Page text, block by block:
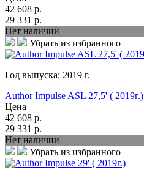
42 608 р.
29 331 р.
Нет наличии
Убрать из избранного
Год выпуска: 2019 г.
Author Impulse ASL 27,5' ( 2019г.)
Цена
42 608 р.
29 331 р.
Нет наличии
Убрать из избранного